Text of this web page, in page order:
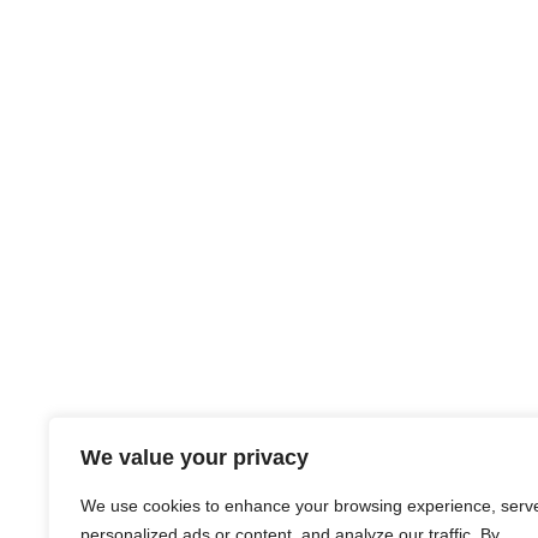
We value your privacy
We use cookies to enhance your browsing experience,
personalized ads or content, and analyze our traffic. By